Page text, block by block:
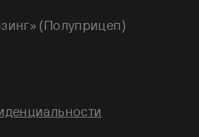
37.293077
(Полуприцеп)